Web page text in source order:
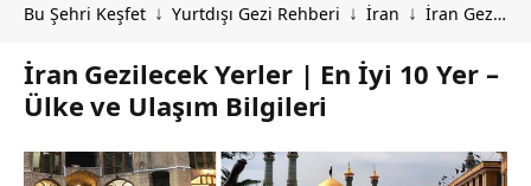
Bu Şehri Keşfet ↓ Yurtdışı Gezi Rehberi ↓ İran ↓ İran Gezilecek Yerler | En İyi 10 Yer – Ülke ve Ulaşım Bilgileri
İran Gezilecek Yerler | En İyi 10 Yer –
Ülke ve Ulaşım Bilgileri